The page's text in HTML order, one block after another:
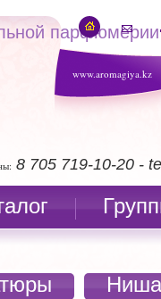
www.aromagiya.kz
парфюмерии
8 705 719-10-20 -